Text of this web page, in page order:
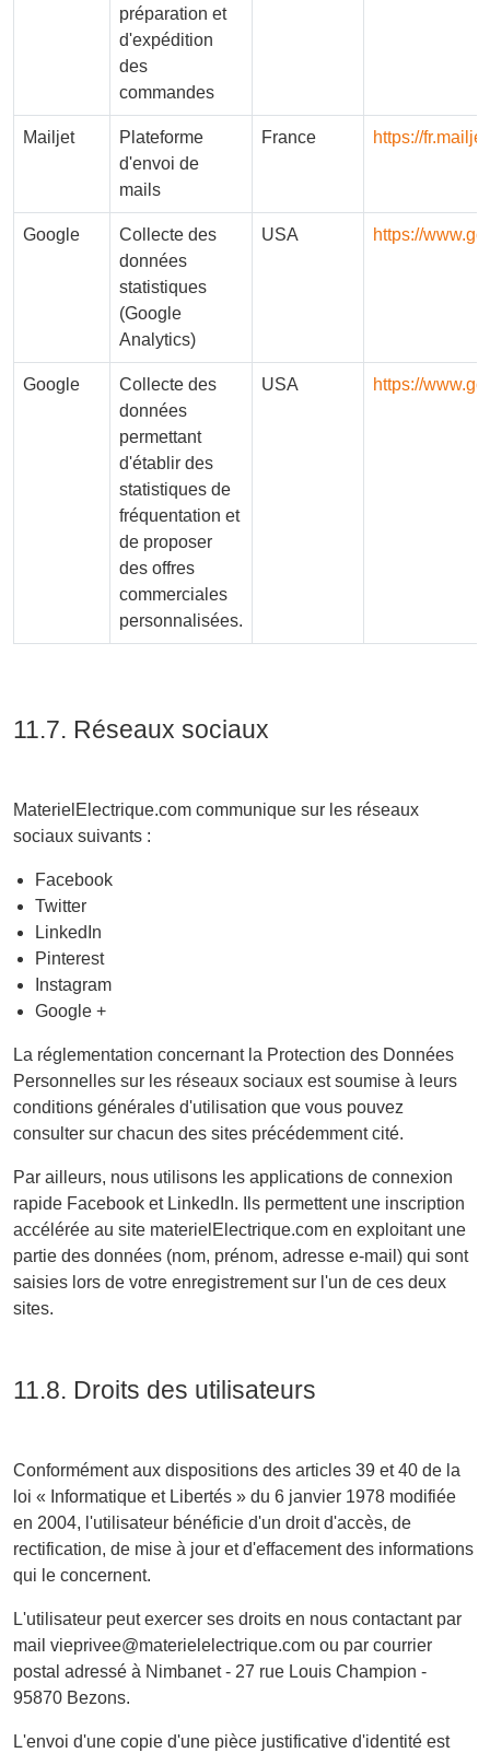
préparation et
d'expédition
des
commandes
Mailjet
Plateforme
d'envoi de
mails
France https://
Google
Collecte des
données
statistiques
(Google
Analytics)
USA https://
Google
Collecte des
données
permettant
d'établir des
statistiques de
fréquentation et
de proposer
des offres
commerciales
personnalisées.
USA https://
11.7. Réseaux sociaux
MaterielElectrique.com communique sur les réseaux
sociaux suivants :
Facebook
Twitter
LinkedIn
Pinterest
Instagram
Google +
La réglementation concernant la Protection des Données
Personnelles sur les réseaux sociaux est soumise à leurs
conditions générales d'utilisation que vous pouvez
consulter sur chacun des sites précédemment cité.
Par ailleurs, nous utilisons les applications de connexion
rapide Facebook et LinkedIn. Ils permettent une inscription
accélérée au site materielElectrique.com en exploitant une
partie des données (nom, prénom, adresse e-mail) qui sont
saisies lors de votre enregistrement sur l'un de ces deux
sites.
11.8. Droits des utilisateurs
Conformément aux dispositions des articles 39 et 40 de la
loi « Informatique et Libertés » du 6 janvier 1978 modifiée
en 2004, l'utilisateur bénéficie d'un droit d'accès, de
rectification, de mise à jour et d'effacement des informations
qui le concernent.
L'utilisateur peut exercer ses droits en nous contactant par
mail vieprivee@materielelectrique.com ou par courrier
postal adressé à Nimbanet - 27 rue Louis Champion -
95870 Bezons.
L'envoi d'une copie d'une pièce justificative d'identité est